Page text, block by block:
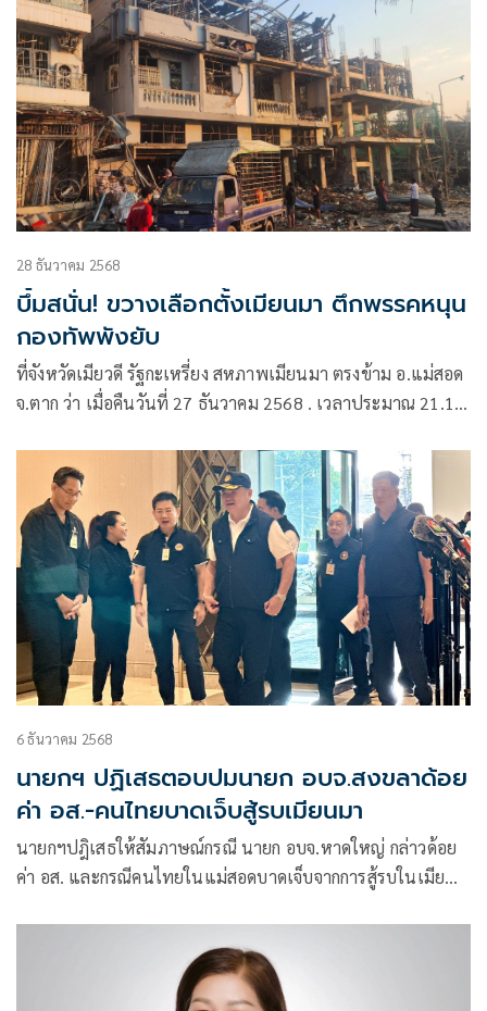
28 ธันวาคม 2568
บึ้มสนั่น! ขวางเลือกตั้งเมียนมา ตึกพรรคหนุน
กองทัพพังยับ
ที่จังหวัดเมียวดี รัฐกะเหรี่ยง สหภาพเมียนมา ตรงข้าม อ.แม่สอด
จ.ตาก ว่า เมื่อคืนวันที่ 27 ธันวาคม 2568 . เวลาประมาณ 21.15
ได้เกิดการระเบิดขึ้น 4 ครั้ง
6 ธันวาคม 2568
นายกฯ ปฏิเสธตอบปมนายก อบจ.สงขลาด้อย
ค่า อส.-คนไทยบาดเจ็บสู้รบเมียนมา
นายกฯปฎิเสธให้สัมภาษณ์กรณี นายก อบจ.หาดใหญ่ กล่าวด้อย
ค่า อส. และกรณีคนไทยในแม่สอดบาดเจ็บจากการสู้รบในเมีย